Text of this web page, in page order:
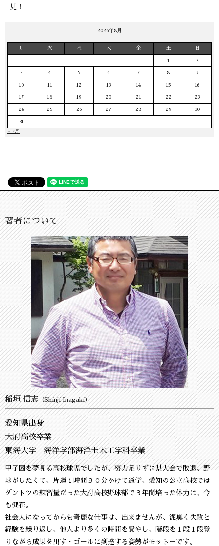
見！
2026年8月
月 火 水 木 金 土 日
1 2
3 4 5 6 7 8 9
10 11 12 13 14 15 16
17 18 19 20 21 22 23
24 25 26 27 28 29 30
31
« 7月
著者について
稲垣 信志（Shinji Inagaki）
愛知県出身
大府高校卒業
東海大学 海洋学部海洋土木工学科卒業
甲子園を夢見る高校球児でしたが、努力足りずに県大会で敗退。野
球がしたくて、片道１時間３０分かけて通学、愛知の公立高校では
ダントツの練習量だった大府高校野球部で３年間培った体力は、今
も健在。
社会人になってからも奇麗な仕事は、出来ませんが、泥臭く失敗と
経験を繰り返し、他人より多くの時間を費やし、階段を１段１段登
りながら成果を出す・ゴールに到達する姿勢がモットーです。